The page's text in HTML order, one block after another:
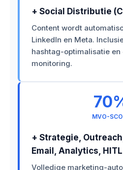
+ Social Distributie
Content wordt
LinkedIn en Meta.
hashtag-optimalisatie
monitoring.
MVO-
+ Strategie,
Email, Analytics, HITL
Volledige marketing-